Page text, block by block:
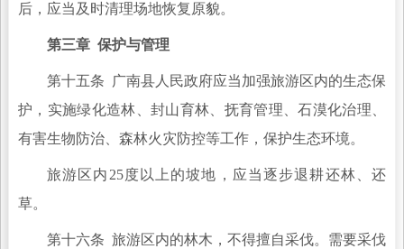
后，应当及时清理场地恢复原貌。
第三章 保护与管理
第十五条 广南县人民政府应当加强旅游区内的生态保
护，实施绿化造林、封山育林、抚育管理、石漠化治理、
有害生物防治、森林火灾防控等工作，保护生态环境。
旅游区内25度以上的坡地，应当逐步退耕还林、还
草。
第十六条 旅游区内的林木，不得擅自采伐。需要采伐